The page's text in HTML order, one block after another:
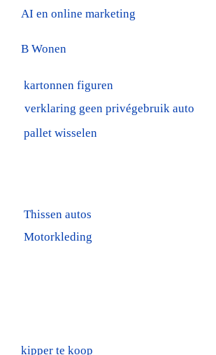
AI en online marketing
B Wonen
kartonnen figuren
verklaring geen privégebruik auto
pallet wisselen
Thissen autos
Motorkleding
kipper te koop